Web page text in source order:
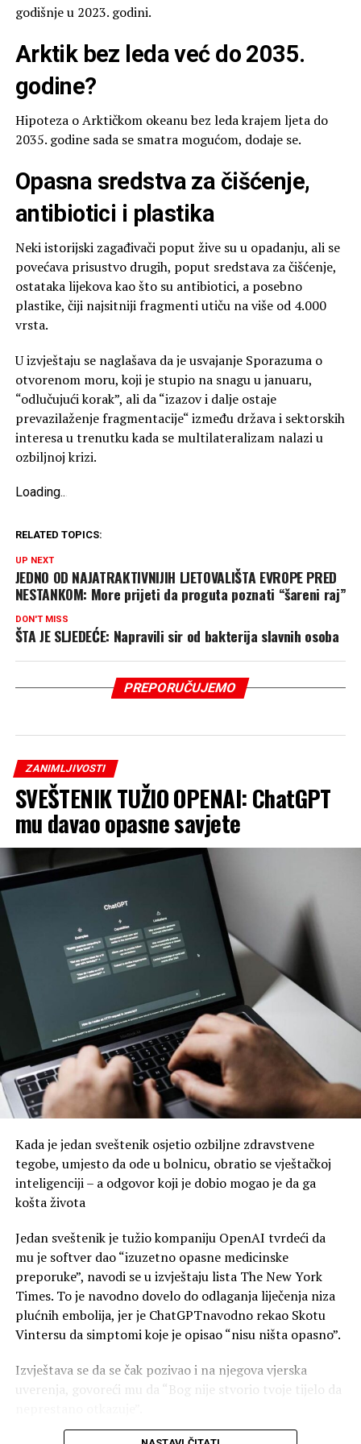
godišnje u 2023. godini.
Arktik bez leda već do 2035.
godine?
Hipoteza o Arktičkom okeanu bez leda krajem ljeta do
2035. godine sada se smatra mogućom, dodaje se.
Opasna sredstva za čišćenje,
antibiotici i plastika
Neki istorijski zagađivači poput žive su u opadanju, ali se
povećava prisustvo drugih, poput sredstava za čišćenje,
ostataka lijekova kao što su antibiotici, a posebno
plastike, čiji najsitniji fragmenti utiču na više od 4.000
vrsta.
U izvještaju se naglašava da je usvajanje Sporazuma o
otvorenom moru, koji je stupio na snagu u januaru,
“odlučujući korak”, ali da “izazov i dalje ostaje
prevazilaženje fragmentacije“ između država i sektorskih
interesa u trenutku kada se multilateralizam nalazi u
ozbiljnoj krizi.
Loading..
RELATED TOPICS:
UP NEXT
JEDNO OD NAJATRAKTIVNIJIH LJETOVALIŠTA EVROPE PRED
NESTANKOM: More prijeti da proguta poznati “šareni raj”
DON'T MISS
ŠTA JE SLJEDEĆE: Napravili sir od bakterija slavnih osoba
PREPORUČUJEMO
ZANIMLJIVOSTI
SVEŠTENIK TUŽIO OPENAI: ChatGPT
mu davao opasne savjete
Kada je jedan sveštenik osjetio ozbiljne zdravstvene
tegobe, umjesto da ode u bolnicu, obratio se vještačkoj
inteligenciji – a odgovor koji je dobio mogao je da ga
košta života
Jedan sveštenik je tužio kompaniju OpenAI tvrdeći da
mu je softver dao “izuzetno opasne medicinske
preporuke”, navodi se u izvještaju lista The New York
Times. To je navodno dovelo do odlaganja liječenja niza
plućnih embolija, jer je ChatGPTnavodno rekao Skotu
Vintersu da simptomi koje je opisao “nisu ništa opasno”.
Izvještava se da se čak pozivao i na njegova vjerska
uverenja, govoreći mu da “Bog nije stvorio tvoje tijelo da